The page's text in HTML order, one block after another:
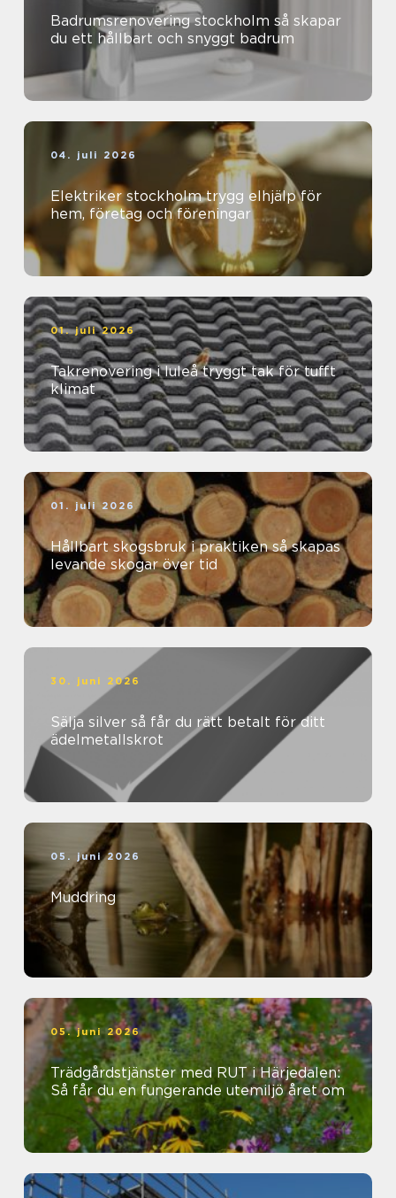
Badrumsrenovering stockholm så skapar
du ett hållbart och snyggt badrum
04. juli 2026
Elektriker stockholm trygg elhjälp för
hem, företag och föreningar
01. juli 2026
Takrenovering i luleå tryggt tak för tufft
klimat
01. juli 2026
Hållbart skogsbruk i praktiken så skapas
levande skogar över tid
30. juni 2026
Sälja silver så får du rätt betalt för ditt
ädelmetallskrot
05. juni 2026
Muddring
05. juni 2026
Trädgårdstjänster med RUT i Härjedalen:
Så får du en fungerande utemiljö året om